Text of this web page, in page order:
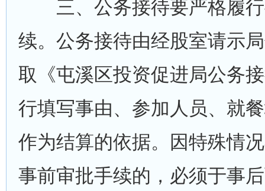
三、公务接待要严格履行
续。公务接待由经股室请示
取《屯溪区投资促进局公务
行填写事由、参加人员、就
作为结算的依据。因特殊情
事前审批手续的，必须于事